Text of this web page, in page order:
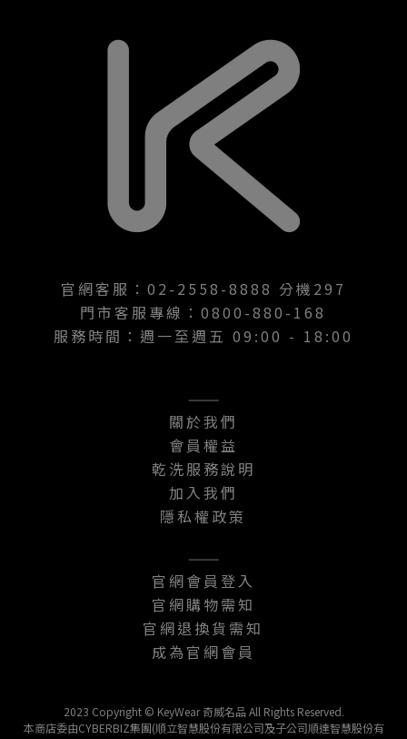
官網客服：02-2558-8888 分機297
門市客服專線：0800-880-168
服務時間：週一至週五 09:00 - 18:00
———
關於我們
會員權益
乾洗服務說明
加入我們
隱私權政策
———
官網會員登入
官網購物需知
官網退換貨需知
成為官網會員
2023 Copyright © KeyWear 奇威名品 All Rights Reserved.
本商店委由CYBERBIZ集團(順立智慧股份有限公司及子公司順達智慧股份有